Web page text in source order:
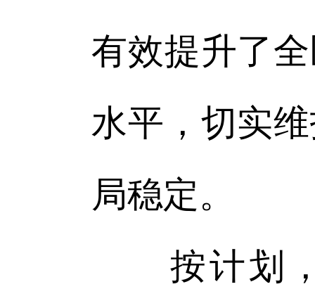
有效提升了
水平，切实
局稳定。
按计划，